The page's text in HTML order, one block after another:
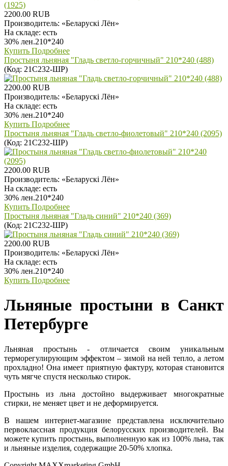
2200.00 RUB
Производитель: «Беларускi Лён»
На складе: есть
30% лен.210*240
Купить Подробнее
Простыня льняная "Гладь светло-горчичный" 210*240 (488)
(Код: 21С232-ШР)
2200.00 RUB
Производитель: «Беларускi Лён»
На складе: есть
30% лен.210*240
Купить Подробнее
Простыня льняная "Гладь светло-фиолетовый" 210*240 (2095)
(Код: 21С232-ШР)
2200.00 RUB
Производитель: «Беларускi Лён»
На складе: есть
30% лен.210*240
Купить Подробнее
Простыня льняная "Гладь синий" 210*240 (369)
(Код: 21С232-ШР)
2200.00 RUB
Производитель: «Беларускi Лён»
На складе: есть
30% лен.210*240
Купить Подробнее
Льняные простыни в Санкт
Петербурге
Льняная простынь - отличается своим уникальным
терморегулирующим эффектом – зимой на ней тепло, а летом
прохладно! Она имеет приятную фактуру, которая становится
чуть мягче спустя несколько стирок.
Простынь из льна достойно выдерживает многократные
стирки, не меняет цвет и не деформируется.
В нашем интернет-магазине представлена исключительно
первоклассная продукция белорусских производителей. Вы
можете купить простынь, выполненную как из 100% льна, так
и льняные изделия, содержащие 20-50% хлопка.